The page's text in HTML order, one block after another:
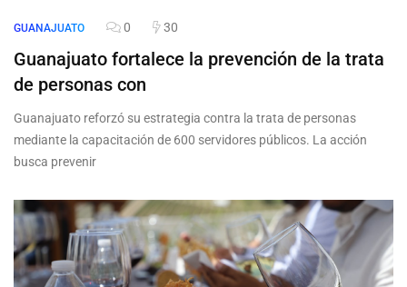
GUANAJUATO 0 30
Guanajuato fortalece la prevención de la trata
de personas con
Guanajuato reforzó su estrategia contra la trata de personas
mediante la capacitación de 600 servidores públicos. La acción
busca prevenir